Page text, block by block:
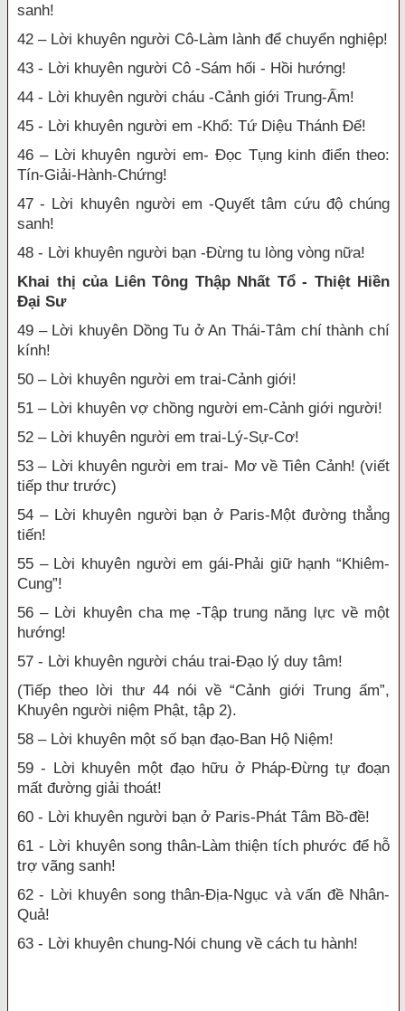
sanh!
42 – Lời khuyên người Cô-Làm lành để chuyển nghiệp!
43 - Lời khuyên người Cô -Sám hối - Hồi hướng!
44 - Lời khuyên người cháu -Cảnh giới Trung-Ấm!
45 - Lời khuyên người em -Khổ: Tứ Diệu Thánh Đế!
46 – Lời khuyên người em- Đọc Tụng kinh điển theo:
Tín-Giải-Hành-Chứng!
47 - Lời khuyên người em -Quyết tâm cứu độ chúng
sanh!
48 - Lời khuyên người bạn -Đừng tu lòng vòng nữa!
Khai thị của Liên Tông Thập Nhất Tổ - Thiệt Hiền
Đại Sư
49 – Lời khuyên Dồng Tu ở An Thái-Tâm chí thành chí
kính!
50 – Lời khuyên người em trai-Cảnh giới!
51 – Lời khuyên vợ chồng người em-Cảnh giới người!
52 – Lời khuyên người em trai-Lý-Sự-Cơ!
53 – Lời khuyên người em trai- Mơ về Tiên Cảnh! (viết
tiếp thư trước)
54 – Lời khuyên người bạn ở Paris-Một đường thẳng
tiến!
55 – Lời khuyên người em gái-Phải giữ hạnh “Khiêm-
Cung”!
56 – Lời khuyên cha mẹ -Tập trung năng lực về một
hướng!
57 - Lời khuyên người cháu trai-Đạo lý duy tâm!
(Tiếp theo lời thư 44 nói về “Cảnh giới Trung ấm”,
Khuyên người niệm Phật, tập 2).
58 – Lời khuyên một số bạn đạo-Ban Hộ Niệm!
59 - Lời khuyên một đạo hữu ở Pháp-Đừng tự đoạn
mất đường giải thoát!
60 - Lời khuyên người bạn ở Paris-Phát Tâm Bồ-đề!
61 - Lời khuyên song thân-Làm thiện tích phước để hỗ
trợ vãng sanh!
62 - Lời khuyên song thân-Địa-Ngục và vấn đề Nhân-
Quả!
63 - Lời khuyên chung-Nói chung về cách tu hành!